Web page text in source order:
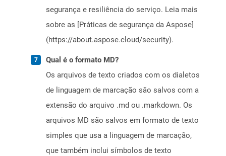
segurança e resiliência do serviço. Leia mais
sobre as [Práticas de segurança da Aspose]
(https://about.aspose.cloud/security).
Qual é o formato MD?
Os arquivos de texto criados com os dialetos
de linguagem de marcação são salvos com a
extensão do arquivo .md ou .markdown. Os
arquivos MD são salvos em formato de texto
simples que usa a linguagem de marcação,
que também inclui símbolos de texto